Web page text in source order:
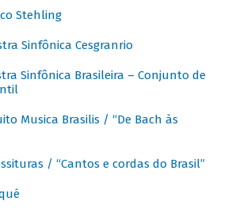
Stehling
Sinfônica Cesgranrio
Sinfônica Brasileira – Conjunto de
Musica Brasilis / “De Bach às
/ “Cantos e cordas do Brasil”